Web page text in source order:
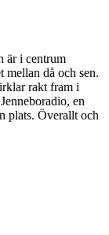
är i centrum
mellan då och sen.
rakt fram i
en
plats. Överallt och